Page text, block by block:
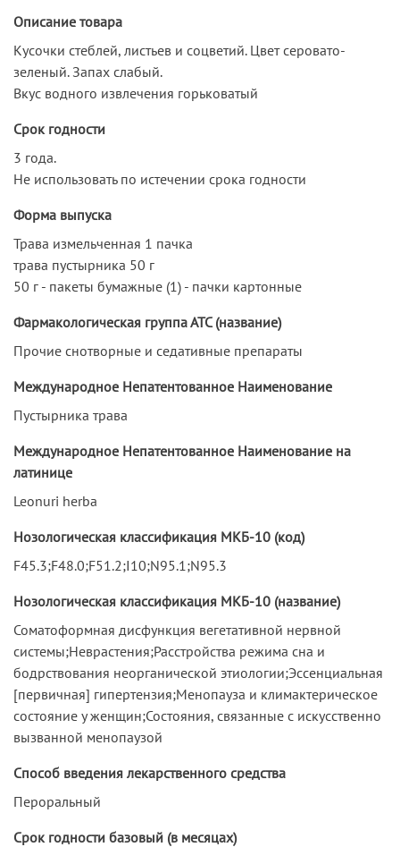
Описание товара
Кусочки стеблей, листьев и соцветий. Цвет серовато-
зеленый. Запах слабый.
Вкус водного извлечения горьковатый
Срок годности
3 года.
Не использовать по истечении срока годности
Форма выпуска
Трава измельченная 1 пачка
трава пустырника 50 г
50 г - пакеты бумажные (1) - пачки картонные
Фармакологическая группа АТС (название)
Прочие снотворные и седативные препараты
Международное Непатентованное Наименование
Пустырника трава
Международное Непатентованное Наименование на
латинице
Leonuri herba
Нозологическая классификация МКБ-10 (код)
F45.3;F48.0;F51.2;I10;N95.1;N95.3
Нозологическая классификация МКБ-10 (название)
Соматоформная дисфункция вегетативной нервной
системы;Неврастения;Расстройства режима сна и
бодрствования неорганической этиологии;Эссенциальная
[первичная] гипертензия;Менопауза и климактерическое
состояние у женщин;Состояния, связанные с искусственно
вызванной менопаузой
Способ введения лекарственного средства
Пероральный
Срок годности базовый (в месяцах)